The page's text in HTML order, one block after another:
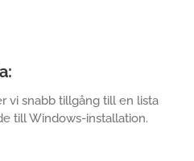
vi snabb tillgång till en lista
till Windows-installation.